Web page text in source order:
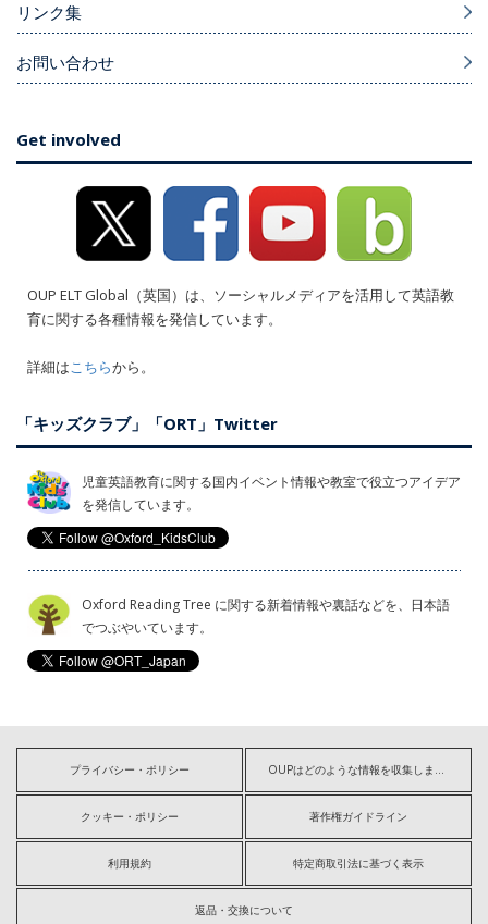
リンク集
お問い合わせ
Get involved
OUP ELT Global（英国）は、ソーシャルメディアを活用して英語教
育に関する各種情報を発信しています。
詳細はこちらから。
「キッズクラブ」「ORT」Twitter
児童英語教育に関する国内イベント情報や教室で役立つアイデア
を発信しています。
Oxford Reading Tree に関する新着情報や裏話などを、日本語
でつぶやいています。
プライバシー・ポリシー
クッキー・ポリシー 著作権ガイドライン
利用規約 特定商取引法に基づく表示
返品・交換について